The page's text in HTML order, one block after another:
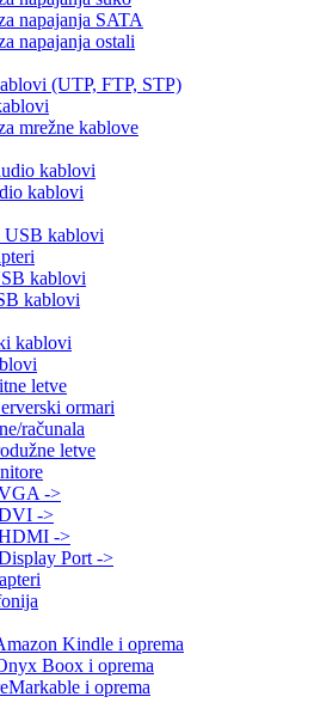
napajanja SATA
napajanja ostali
(UTP, FTP, STP)
mrežne kablove
kablovi
kablovi
USB kablovi
kablovi
kablovi
kablovi
letve
ormari
računala
letve
->
->
->
Port ->
Kindle i oprema
Boox i oprema
i oprema